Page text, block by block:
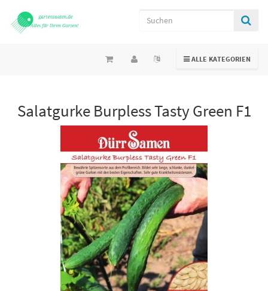
TOGGLE NAVIGATION
ALLE KATEGORIEN
Salatgurke Burpless Tasty Green F1